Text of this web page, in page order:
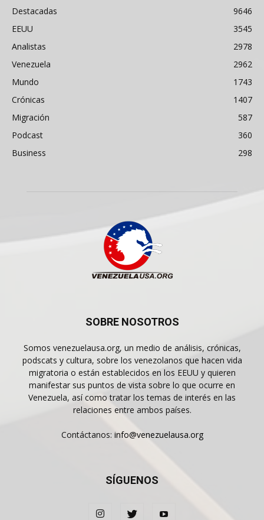
Destacadas
9646
EEUU
3545
Analistas
2978
Venezuela
2962
Mundo
1743
Crónicas
1407
Migración
587
Podcast
360
Business
298
SOBRE NOSOTROS
Somos venezuelausa.org, un medio de análisis, crónicas,
podscats y cultura, sobre los venezolanos que hacen vida
migratoria o están establecidos en los EEUU y quieren
manifestar sus puntos de vista sobre lo que ocurre en
Venezuela, así como tratar los temas de interés en las
relaciones entre ambos países.
Contáctanos: info@venezuelausa.org
SÍGUENOS